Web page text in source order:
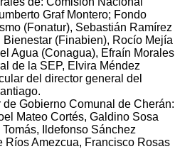
Graf Montero; Fondo
(Fonatur), Sebastián Ramírez
(Finabien), Rocío Mejía
Agua (Conagua), Efraín Morales
de la SEP, Elvira Méndez
del director general del
Gobierno Comunal de Cherán:
Mateo Cortés, Galdino Sosa
Ildefonso Sánchez
Ríos Amezcua, Francisco Rosas